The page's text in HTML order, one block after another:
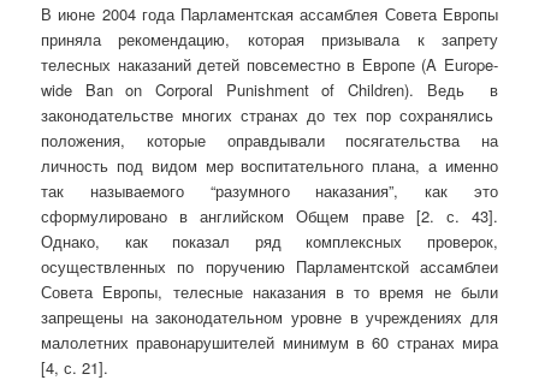
В июне 2004 года Парламентская ассамблея Совета Европы
приняла рекомендацию, которая призывала к запрету
телесных наказаний детей повсеместно в Европе (A Europe-
wide Ban on Corporal Punishment of Children). Ведь в
законодательстве многих странах до тех пор сохранялись
положения, которые оправдывали посягательства на
личность под видом мер воспитательного плана, а именно
так называемого “разумного наказания”, как это
сформулировано в английском Общем праве [2. с. 43].
Однако, как показал ряд комплексных проверок,
осуществленных по поручению Парламентской ассамблеи
Совета Европы, телесные наказания в то время не были
запрещены на законодательном уровне в учреждениях для
малолетних правонарушителей минимум в 60 странах мира
[4, с. 21].